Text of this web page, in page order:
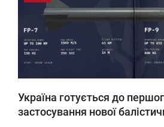
0
Україна готується до
застосування нової